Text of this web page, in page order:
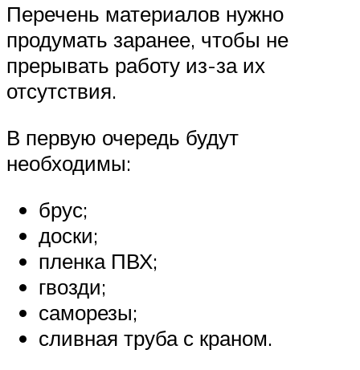
Перечень материалов нужно
продумать заранее, чтобы не
прерывать работу из-за их
отсутствия.
В первую очередь будут
необходимы:
брус;
доски;
пленка ПВХ;
гвозди;
саморезы;
сливная труба с краном.